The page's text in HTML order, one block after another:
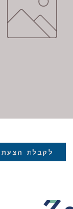
לקבלת הצעת